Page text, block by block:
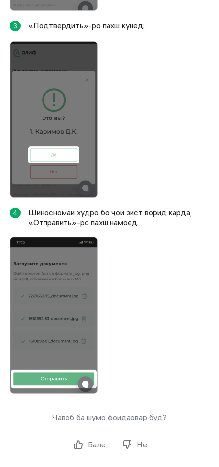
3 «Подтвердить»-ро пахш кунед;
4
Шиносномаи худро бо ҷои зист ворид карда,
«Отправить»-ро пахш намоед.
Ҷавоб ба шумо фоидаовар буд?
Бале Не